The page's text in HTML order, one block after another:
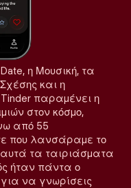
η Μουσική, τα
και η
παραμένει η
στον κόσμο,
από 55
που λανσάραμε το
τα ταιριάσματα
ήταν πάντα ο
να γνωρίσεις